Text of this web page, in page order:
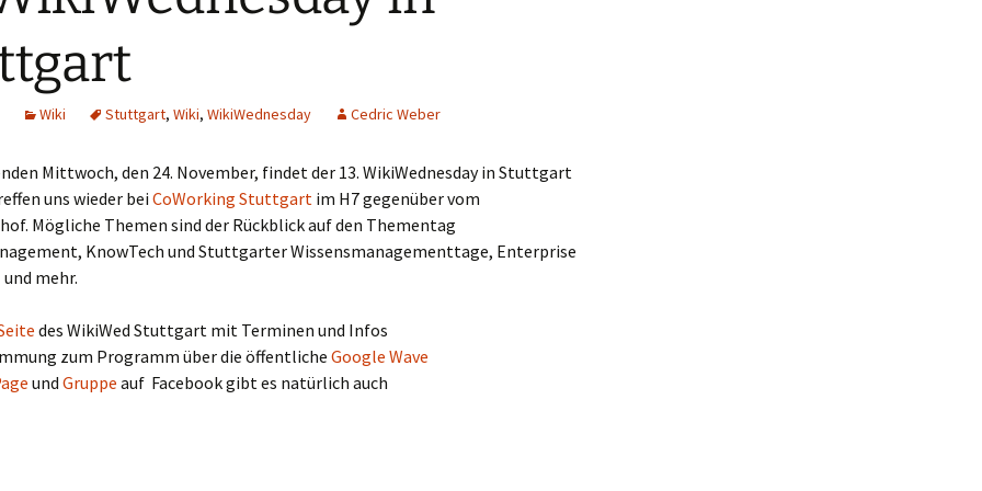
Wiki Stuttgart, Wiki, WikiWednesday Cedric Weber
Mittwoch, den 24. November, findet der 13. WikiWednesday in Stuttgart
uns wieder bei CoWorking Stuttgart im H7 gegenüber vom
Mögliche Themen sind der Rückblick auf den Thementag
KnowTech und Stuttgarter Wissensmanagementtage, Enterprise
und mehr.
des WikiWed Stuttgart mit Terminen und Infos
zum Programm über die öffentliche Google Wave
und Gruppe auf Facebook gibt es natürlich auch